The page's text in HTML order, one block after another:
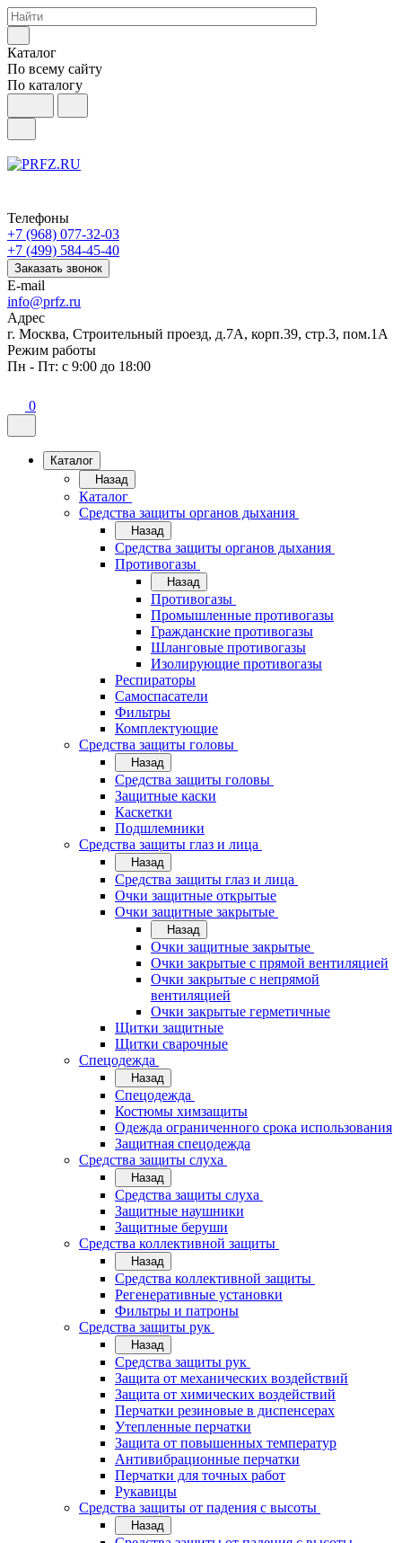
Каталог
По всему сайту
По каталогу
Телефоны
+7 (968) 077-32-03
+7 (499) 584-45-40
Заказать звонок
E-mail
info@prfz.ru
Адрес
г. Москва, Строительный проезд, д.7А, корп.39, стр.3, пом.1А
Режим работы
Пн - Пт: с 9:00 до 18:00
0
Каталог
Назад
Каталог
Средства защиты органов дыхания
Назад
Средства защиты органов дыхания
Противогазы
Назад
Противогазы
Промышленные противогазы
Гражданские противогазы
Шланговые противогазы
Изолирующие противогазы
Респираторы
Самоспасатели
Фильтры
Комплектующие
Средства защиты головы
Назад
Средства защиты головы
Защитные каски
Каскетки
Подшлемники
Средства защиты глаз и лица
Назад
Средства защиты глаз и лица
Очки защитные открытые
Очки защитные закрытые
Назад
Очки защитные закрытые
Очки закрытые с прямой вентиляцией
Очки закрытые с непрямой
вентиляцией
Очки закрытые герметичные
Щитки защитные
Щитки сварочные
Спецодежда
Назад
Спецодежда
Костюмы химзащиты
Одежда ограниченного срока использования
Защитная спецодежда
Средства защиты слуха
Назад
Средства защиты слуха
Защитные наушники
Защитные беруши
Средства коллективной защиты
Назад
Средства коллективной защиты
Регенеративные установки
Фильтры и патроны
Средства защиты рук
Назад
Средства защиты рук
Защита от механических воздействий
Защита от химических воздействий
Перчатки резиновые в диспенсерах
Утепленные перчатки
Защита от повышенных температур
Антивибрационные перчатки
Перчатки для точных работ
Рукавицы
Средства защиты от падения с высоты
Назад